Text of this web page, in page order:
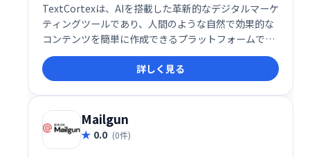
TextCortexは、AIを搭載した革新的なデジタルマーケ
ティングツールであり、人間のような自然で効果的な
コンテンツを簡単に作成できるプラットフォームで
す。この多機能ツールは、企業やマーケターが効率的
に高品質なコンテンツを作成・管理できるように設計
されており、書き換えや要約、トーン調整など、コン
テンツ制作に必要な機能を一元化しています。
詳しく見る
Mailgun
0.0 (0件)